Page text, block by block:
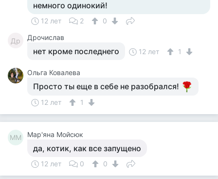
немного одинокий!
12 лет 2 0
Др Дрочислав
нет кроме последнего 12 лет 1
Ольга Ковалева
Просто ты еще в себе не разобрался!
12 лет 1
ММ Мар'яна Мойсюк
да, котик, как все запущено
12 лет 0 0